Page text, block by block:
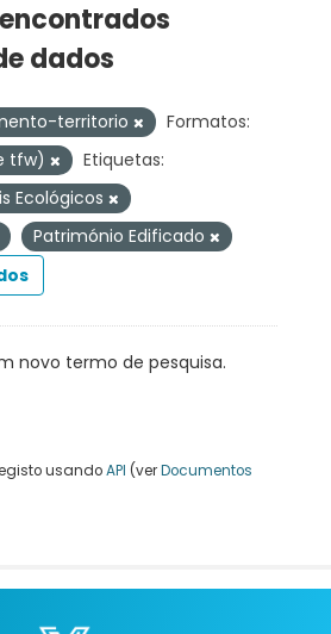
dados
territorio
Formatos:
tfw)
Etiquetas:
Ecológicos
Património Edificado
novo termo de pesquisa.
usandoAPI (verDocumentos